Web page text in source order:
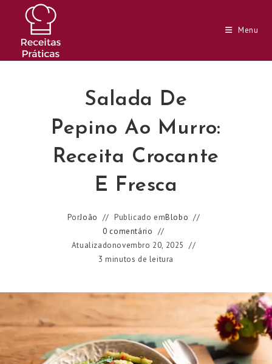
conteúdo
Menu
Salada De
Pepino Ao Murro:
Receita Crocante
E Fresca
PorJoão Publicado emBlobo
0 comentário
Atualizadonovembro 20, 2025
3 minutos de leitura